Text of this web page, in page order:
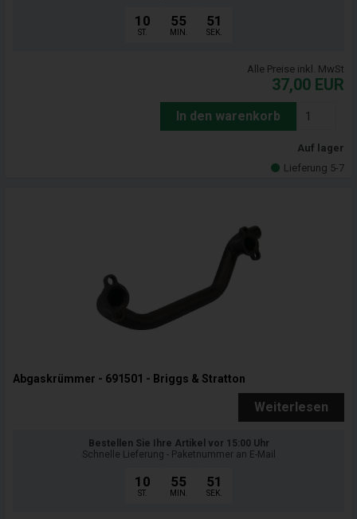
10
ST.
55
MIN.
50
SEK.
Alle Preise inkl. MwSt
37,00 EUR
In den warenkorb
Auf lager
Lieferung 5-7
Abgaskrümmer - 691501 - Briggs & Stratton
Weiterlesen
Bestellen Sie Ihre Artikel vor 15:00 Uhr
Schnelle Lieferung - Paketnummer an E-Mail
10
ST.
55
MIN.
50
SEK.